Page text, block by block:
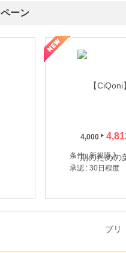
ーン
4,000
条件 : 新規購入
承認 : 30日程度
・バッグ
ブ】創業70年の信頼と高価買取